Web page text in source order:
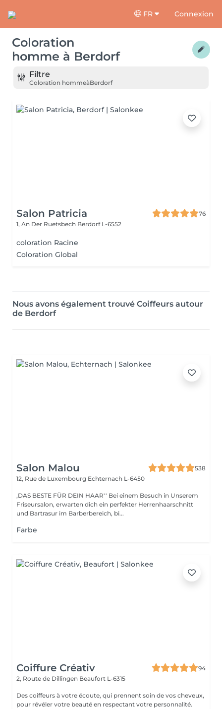
FR Connexion
Coloration
homme à Berdorf
Filtre
Coloration hommeàBerdorf
Salon Patricia
76
1, An Der Ruetsbech Berdorf L-6552
coloration Racine
Coloration Global
Nous avons également trouvé Coiffeurs autour
de Berdorf
Salon Malou
538
12, Rue de Luxembourg Echternach L-6450
,DAS BESTE FÜR DEIN HAAR'' Bei einem Besuch in Unserem
Friseursalon, erwarten dich ein perfekter Herrenhaarschnitt
und Bartrasur im Barberbereich, bi...
Farbe
Coiffure Créativ
94
2, Route de Dillingen Beaufort L-6315
Des coiffeurs à votre écoute, qui prennent soin de vos cheveux,
pour révéler votre beauté en respectant votre personnalité.